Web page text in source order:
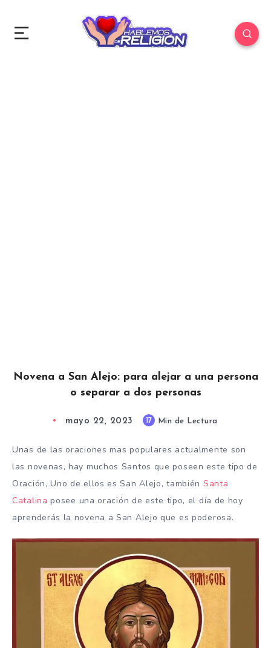
Novena a San Alejo: para alejar a una persona
o separar a dos personas
mayo 22, 2023 17 Min de Lectura
Unas de las oraciones mas populares actualmente son
las novenas, hay muchos Santos que poseen este tipo de
Oración, Uno de ellos es San Alejo, también Santa
Catalina posee una oración de este tipo, el día de hoy
aprenderás la novena a San Alejo que es poderosa.